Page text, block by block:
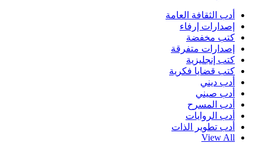
أدب الثقافة العامة
إصدارات إرفاء
كتب مخفضة
إصدارات متفرقة
كتب إنجليزية
كتب قضايا فكرية
أدب ديني
أدب صيني
أدب المسرح
أدب الروايات
أدب تطوير الذات
View All